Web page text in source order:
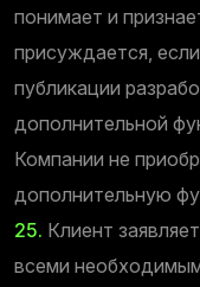
понимает и
присуждается,
публикации
дополнительной
Компании не
дополнительную
25. Клиент
всеми